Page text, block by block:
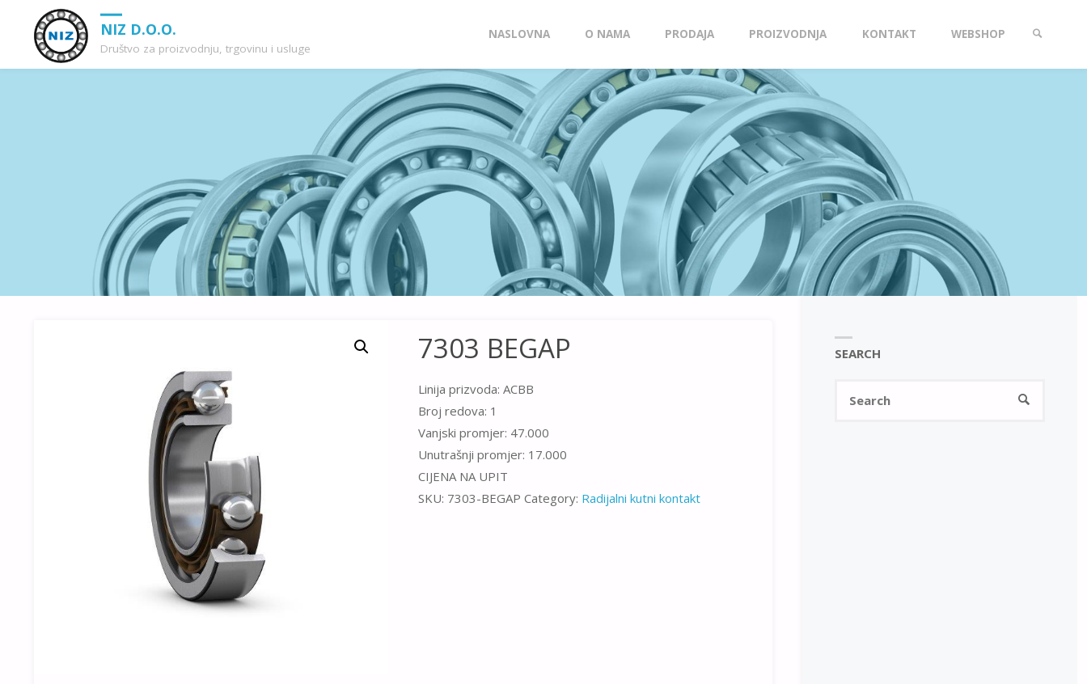
NIZ D.O.O.
Društvo za proizvodnju, trgovinu i usluge
content
NASLOVNA O NAMA PRODAJA PROIZVODNJA KONTAKT WEBSHOP
7303 BEGAP
Linija prizvoda: ACBB
Broj redova: 1
Vanjski promjer: 47.000
Unutrašnji promjer: 17.000
CIJENA NA UPIT
SKU: 7303-BEGAP Category: Radijalni kutni kontakt
SEARCH
SEARCH